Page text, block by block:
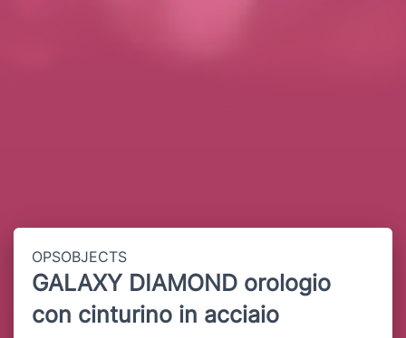
OPSOBJECTS
GALAXY DIAMOND orologio
con cinturino in acciaio